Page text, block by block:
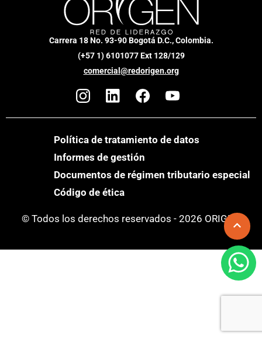
Carrera 18 No. 93-90 Bogotá D.C., Colombia.
(+57 1) 6101077 Ext 128/129
comercial@redorigen.org
Política de tratamiento de datos
Informes de gestión
Documentos de régimen tributario especial
Código de ética
© Todos los derechos reservados - 2026 ORIGEN